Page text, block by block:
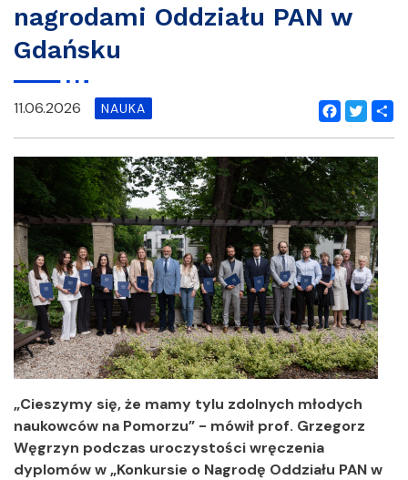
nagrodami Oddziału PAN w
Gdańsku
Facebook
Twitter
11.06.2026 NAUKA
„Cieszymy się, że mamy tylu zdolnych młodych
naukowców na Pomorzu” - mówił prof. Grzegorz
Węgrzyn podczas uroczystości wręczenia
dyplomów w „Konkursie o Nagrodę Oddziału PAN w